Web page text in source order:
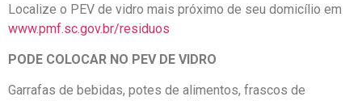
Localize o PEV de vidro mais próximo de seu domicílio em
www.pmf.sc.gov.br/residuos
PODE COLOCAR NO PEV DE VIDRO
Garrafas de bebidas, potes de alimentos, frascos de